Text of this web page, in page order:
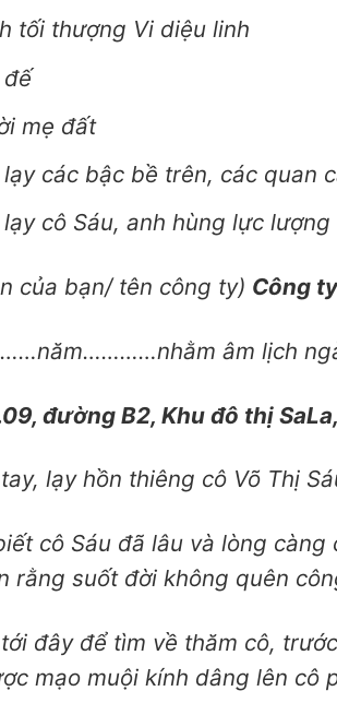
tối thượng Vi diệu linh
mẹ đất
các bậc bề trên, các quan
cô Sáu, anh hùng lực
của bạn/ tên công ty) Công
âm lịch
đường B2, Khu đô thị
lạy hồn thiêng cô Võ Thị
cô Sáu đã lâu và lòng
rằng suốt đời không quên
đây để tìm về thăm cô,
mạo muội kính dâng lên